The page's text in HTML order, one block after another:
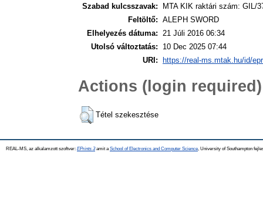
Szabad kulcsszavak:
MTA KIK raktári szám: GIL/
Feltöltő: ALEPH SWORD
Elhelyezés dátuma: 21 Júli 2016 06:34
Utolsó változtatás:
10 Dec 2025 07:44
URI:
https://real-ms.mtak.hu/id/
Actions (login required)
Tétel szekesztése
REAL-MS, az alkalamzott szoftver: EPrints 3amit a School of Electronics and Computer Science , University of Southampton